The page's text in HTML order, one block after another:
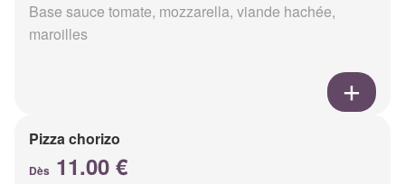
Base sauce tomate, mozzarella, viande hachée,
maroilles
Pizza chorizo
Dès 11.00 €